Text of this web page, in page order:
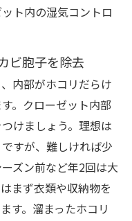
ト内の湿気コントロ
ビ胞子を除去
内部がホコリだらけ
。クローゼット内部
けましょう。理想は
すが、難しければ少
ズン前など年2回は大
まず衣類や収納物を
す。溜まったホコリ